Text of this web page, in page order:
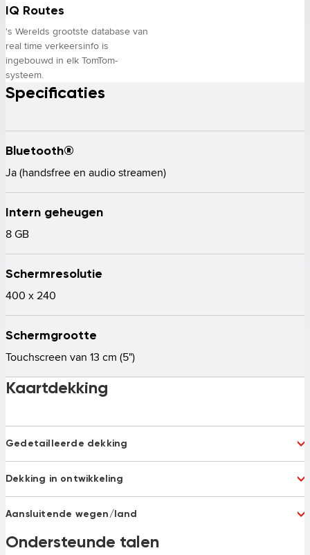
IQ Routes
's Werelds grootste database van
real time verkeersinfo is
ingebouwd in elk TomTom-
systeem.
Specificaties
Bluetooth®
Ja (handsfree en audio streamen)
Intern geheugen
8 GB
Schermresolutie
400 x 240
Schermgrootte
Touchscreen van 13 cm (5")
Kaartdekking
Gedetailleerde dekking
Argentina
Austria
Bahrain
Belgium
China
Columbia 97%
Dekking in ontwikkeling
Montenegro
Aansluitende wegen/land
Belarus
Bosnia and Herzegovina
Ondersteunde talen